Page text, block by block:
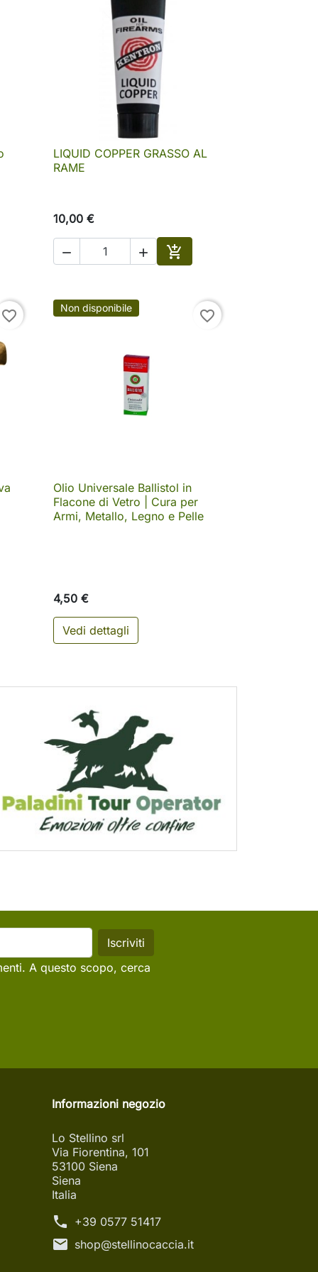
al carrello
 Anteprima
LIQUID COPPER GRASSO AL
RAME
10,00 €
  
Aggiungi al carrello
favorite_border Non disponibile favorite_border
 Anteprima
Olio Universale Ballistol in
Flacone di Vetro | Cura per
Armi, Metallo, Legno e Pelle
4,50 €
Vedi dettagli
A questo scopo, cerca
Informazioni negozio
Lo Stellino srl
Via Fiorentina, 101
53100 Siena
Siena
Italia
phone +39 0577 51417
mail shop@stellinocaccia.it